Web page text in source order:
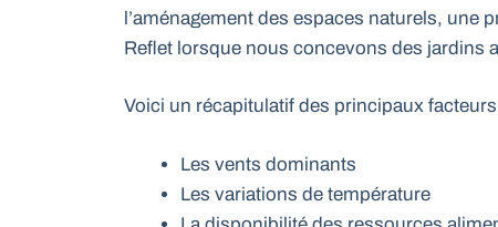
l’aménagement des espaces naturels, une
Reflet lorsque nous concevons des jardins
Voici un récapitulatif des principaux
Les vents dominants
Les variations de température